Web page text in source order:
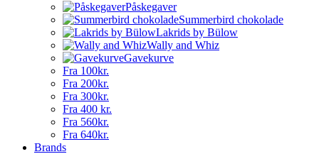
Påskegaver
Summerbird chokolade
Lakrids by Bülow
Wally and Whiz
Gavekurve
Fra 100kr.
Fra 200kr.
Fra 300kr.
Fra 400 kr.
Fra 560kr.
Fra 640kr.
Brands